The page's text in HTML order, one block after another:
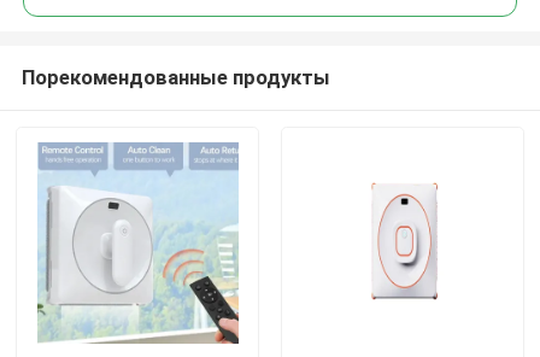
Порекомендованные продукты